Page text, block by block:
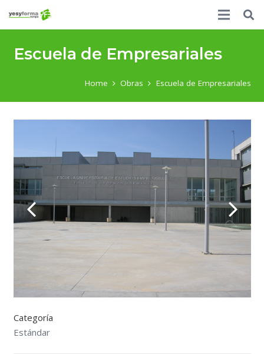
Escuela de Empresariales
Home Obras Escuela de Empresariales
Categoría
Estándar